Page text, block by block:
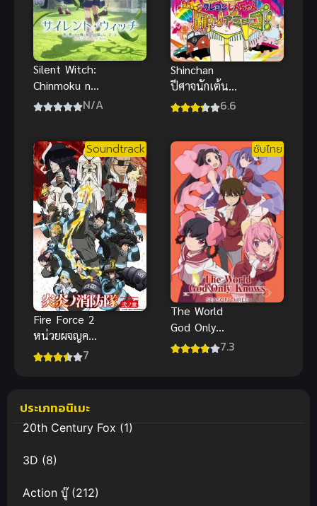
Silent Witch:
Chinmoku no
Majo no
ความลับของ
แม่มดแห่ง
ความเงียบ
N/A
Shinchan
ปีศาจนักเต้น
ชินจังเดอะมูฟ
ป่วน
6.6
Soundtrack
Fire Force 2
หน่วยผจญคน
ไฟลุก ภาค 2
7
ซับไทย
The World
God Only
Knows เซียน
7.3
ประเภทอนิเมะ
20th Century Fox(1)
3D (8)
Action บู๊(212)